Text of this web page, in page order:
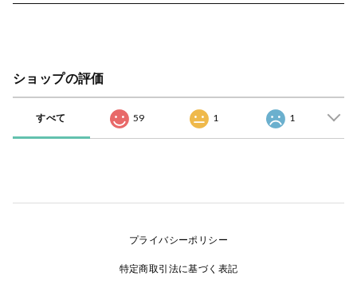
ショップの評価
すべて 59 1 1
プライバシーポリシー
特定商取引法に基づく表記